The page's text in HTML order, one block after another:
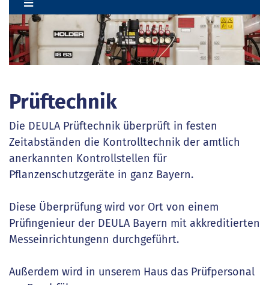
Prüftechnik
Die DEULA Prüftechnik überprüft in festen
Zeitabständen die Kontrolltechnik der amtlich
anerkannten Kontrollstellen für
Pflanzenschutzgeräte in ganz Bayern.
Diese Überprüfung wird vor Ort von einem
Prüfingenieur der DEULA Bayern mit akkreditierten
Messeinrichtungenn durchgeführt.
Außerdem wird in unserem Haus das Prüfpersonal